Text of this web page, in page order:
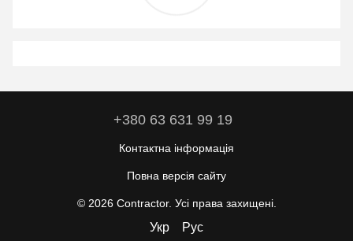
+380 63 631 99 19
Контактна інформація
Повна версія сайту
© 2026 Contractor. Усі права захищені.
Укр Рус